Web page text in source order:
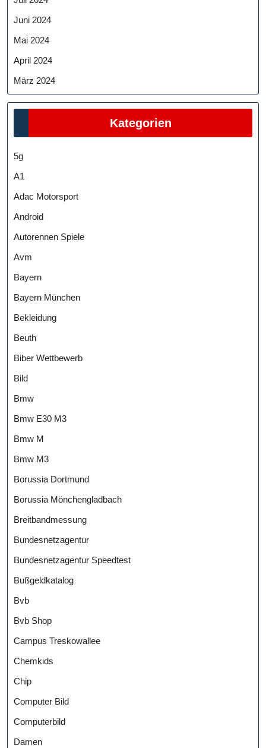
Juni 2024
Mai 2024
April 2024
März 2024
Kategorien
5g
A1
Adac Motorsport
Android
Autorennen Spiele
Avm
Bayern
Bayern München
Bekleidung
Beuth
Biber Wettbewerb
Bild
Bmw
Bmw E30 M3
Bmw M
Bmw M3
Borussia Dortmund
Borussia Mönchengladbach
Breitbandmessung
Bundesnetzagentur
Bundesnetzagentur Speedtest
Bußgeldkatalog
Bvb
Bvb Shop
Campus Treskowallee
Chemkids
Chip
Computer Bild
Computerbild
Damen